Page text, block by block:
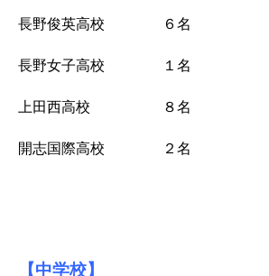
長野俊英高校 ６名
長野女子高校 １名
上田西高校 ８名
開志国際高校 ２名
【中学校】